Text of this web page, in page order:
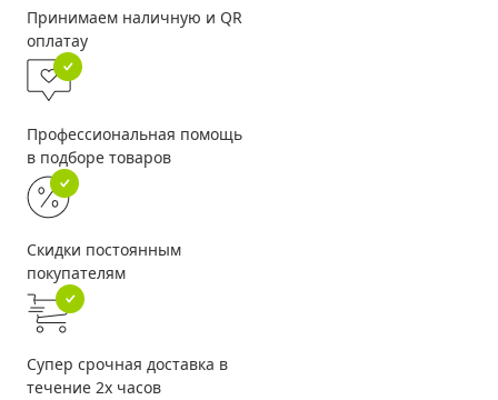
Принимаем наличную и QR
оплатау
Профессиональная помощь
в подборе товаров
Скидки постоянным
покупателям
Супер срочная доставка в
течение 2х часов